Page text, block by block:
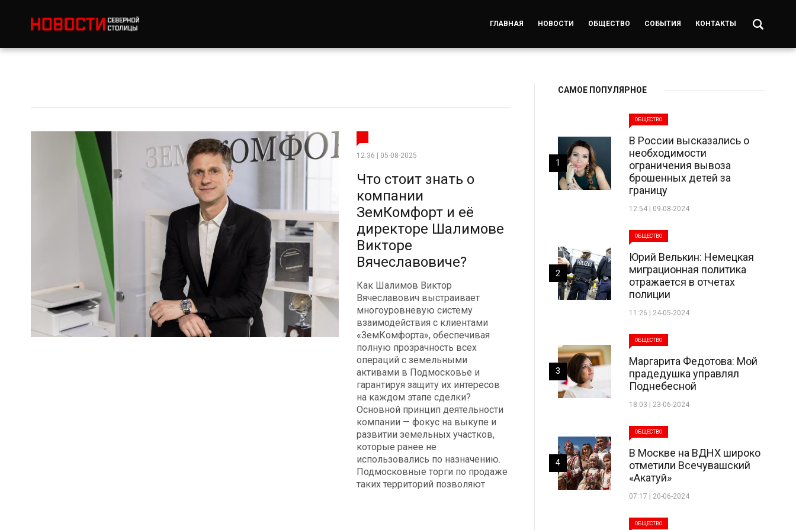
ГЛАВНАЯ НОВОСТИ ОБЩЕСТВО СОБЫТИЯ КОНТАКТЫ
12:36 | 05-08-2025
Что стоит знать о
компании
ЗемКомфорт и её
директоре Шалимове
Викторе
Вячеславовиче?
Как Шалимов Виктор
Вячеславович выстраивает
многоуровневую систему
взаимодействия с клиентами
«ЗемКомфорта», обеспечивая
полную прозрачность всех
операций с земельными
активами в Подмосковье и
гарантируя защиту их интересов
на каждом этапе сделки?
Основной принцип деятельности
компании — фокус на выкупе и
развитии земельных участков,
которые ранее не
использовались по назначению.
Подмосковные торги по продаже
таких территорий позволяют
САМОЕ ПОПУЛЯРНОЕ
ОБЩЕСТВО
В России высказались о
необходимости
ограничения вывоза
брошенных детей за
границу
12:54 | 09-08-2024
1
ОБЩЕСТВО
Юрий Велькин: Немецкая
миграционная политика
отражается в отчетах
полиции
11:26 | 24-05-2024
2
ОБЩЕСТВО
Маргарита Федотова: Мой
прадедушка управлял
Поднебесной
18:03 | 23-06-2024
3
ОБЩЕСТВО
В Москве на ВДНХ широко
отметили Всечувашский
«Акатуй»
07:17 | 20-06-2024
4
ОБЩЕСТВО